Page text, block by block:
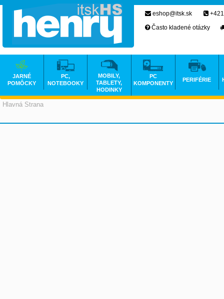
Hlavná Strana
eshop@itsk.sk
Často kladené otázky
JARNÉ
POMÔCKY
PC,
NOTEBOOKY
MOBILY,
TABLETY,
HODINKY
PC
KOMPONENTY
PERIFÉRIE